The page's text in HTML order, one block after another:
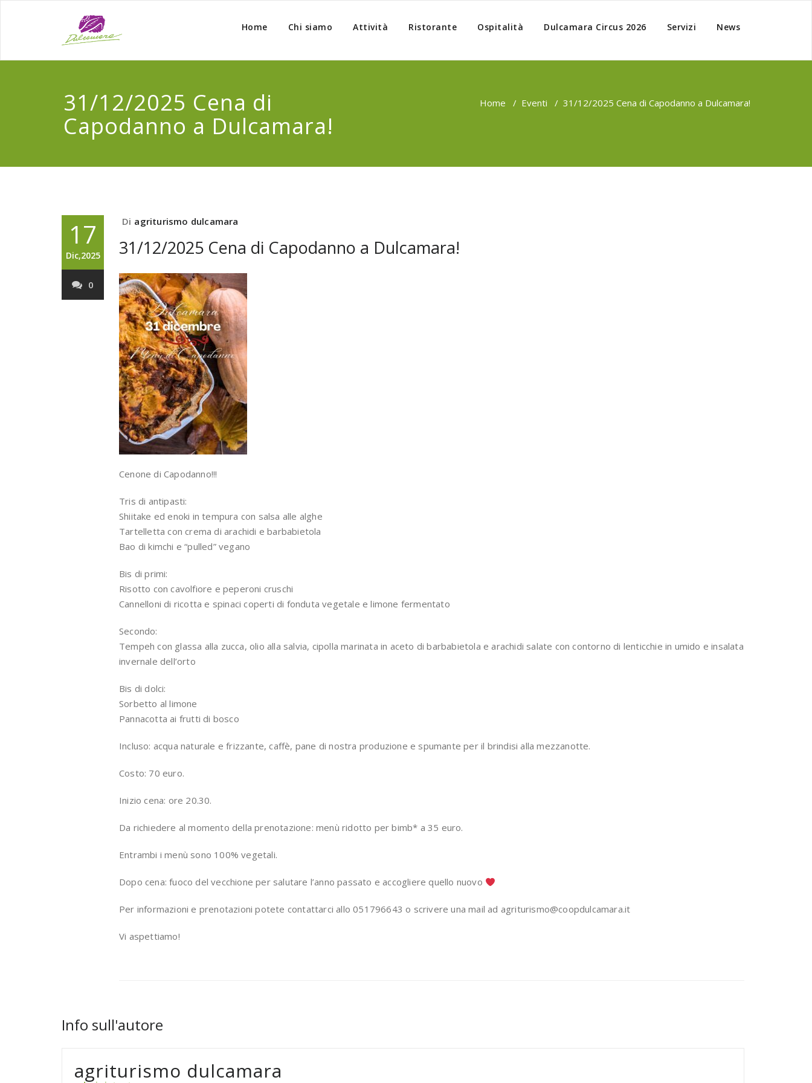
Home Chi siamo Attività Ristorante Ospitalità Dulcamara Circus 2026 Servizi News
31/12/2025 Cena di
Capodanno a Dulcamara!
Home / Eventi / 31/12/2025 Cena di Capodanno a Dulcamara!
17
Dic,2025
0
Di agriturismo dulcamara
31/12/2025 Cena di Capodanno a Dulcamara!
Cenone di Capodanno!!!
Tris di antipasti:
Shiitake ed enoki in tempura con salsa alle alghe
Tartelletta con crema di arachidi e barbabietola
Bao di kimchi e “pulled” vegano
Bis di primi:
Risotto con cavolfiore e peperoni cruschi
Cannelloni di ricotta e spinaci coperti di fonduta vegetale e limone fermentato
Secondo:
Tempeh con glassa alla zucca, olio alla salvia, cipolla marinata in aceto di barbabietola e arachidi salate con contorno di lenticchie in umido e insalata
invernale dell’orto
Bis di dolci:
Sorbetto al limone
Pannacotta ai frutti di bosco
Incluso: acqua naturale e frizzante, caffè, pane di nostra produzione e spumante per il brindisi alla mezzanotte.
Costo: 70 euro.
Inizio cena: ore 20.30.
Da richiedere al momento della prenotazione: menù ridotto per bimb* a 35 euro.
Entrambi i menù sono 100% vegetali.
Dopo cena: fuoco del vecchione per salutare l’anno passato e accogliere quello nuovo
Per informazioni e prenotazioni potete contattarci allo 051796643 o scrivere una mail ad agriturismo@coopdulcamara.it
Vi aspettiamo!
Info sull'autore
agriturismo dulcamara